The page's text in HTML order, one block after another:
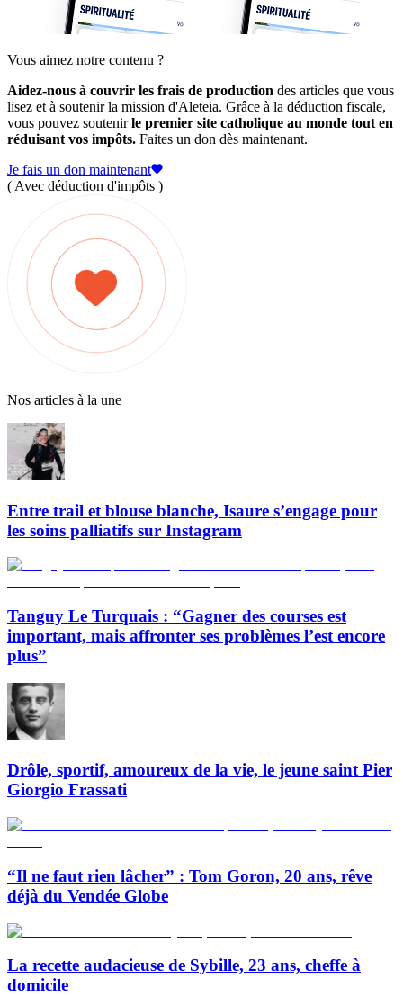
Vous aimez notre contenu ?
Aidez-nous à couvrir les frais de production des articles que vous
lisez et à soutenir la mission d'Aleteia. Grâce à la déduction fiscale,
vous pouvez soutenirle premier site catholique au monde tout en
réduisant vos impôts. Faites un don dès maintenant.
Je fais un don maintenant
( Avec déduction d'impôts )
Nos articles à la une
Entre trail et blouse blanche, Isaure s’engage pour
les soins palliatifs sur Instagram
Tanguy Le Turquais : “Gagner des courses est
important, mais affronter ses problèmes l’est encore
plus”
Drôle, sportif, amoureux de la vie, le jeune saint Pier
Giorgio Frassati
“Il ne faut rien lâcher” : Tom Goron, 20 ans, rêve
déjà du Vendée Globe
La recette audacieuse de Sybille, 23 ans, cheffe à
domicile